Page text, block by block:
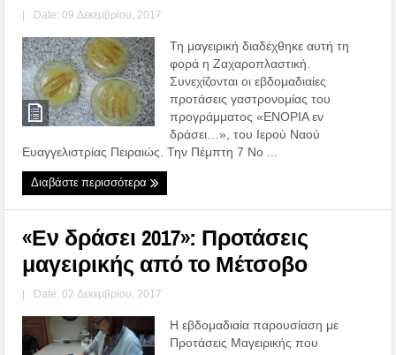
| Date: 09 Δεκεμβρίου, 2017
Τη μαγειρική διαδέχθηκε αυτή τη
φορά η Ζαχαροπλαστική.
Συνεχίζονται οι εβδομαδιαίες
προτάσεις γαστρονομίας του
προγράμματος «ΕΝΟΡΙΑ εν
δράσει…», του Ιερού Ναού
Ευαγγελιστρίας Πειραιώς. Την Πέμπτη 7 Νο ...
Διαβάστε περισσότερα
«Εν δράσει 2017»: Προτάσεις
μαγειρικής από το Μέτσοβο
| Date: 02 Δεκεμβρίου, 2017
Η εβδομαδιαία παρουσίαση με
Προτάσεις Μαγειρικής που